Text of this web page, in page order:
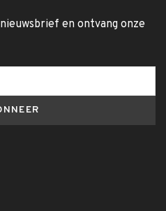
en ontvang onze